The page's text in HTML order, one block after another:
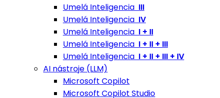
Umelá Inteligencia III
Umelá Inteligencia IV
Umelá Inteligencia I + II
Umelá Inteligencia I + II + III
Umelá Inteligencia I + II + III + IV
AI nástroje (LLM)
Microsoft Copilot
Microsoft Copilot Studio